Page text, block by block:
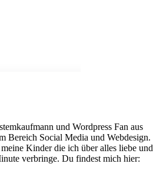
und Wordpress Fan aus
Bereich Social Media und Webdesign.
Kinder die ich über alles liebe und
verbringe. Du findest mich hier: